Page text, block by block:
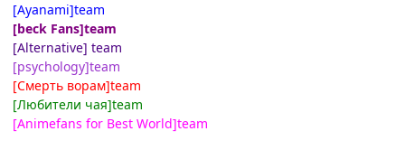
[Ayanami]team
[beck Fans]team
[Alternative] team
[psychology]team
[Смерть ворам]team
[Любители чая]team
[Animefans for Best World]team